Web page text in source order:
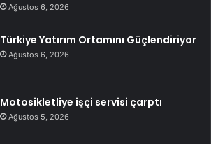
Ağustos 6, 2026
Türkiye Yatırım Ortamını Güçlendiriyor
Ağustos 6, 2026
Motosikletliye işçi servisi çarptı
Ağustos 5, 2026